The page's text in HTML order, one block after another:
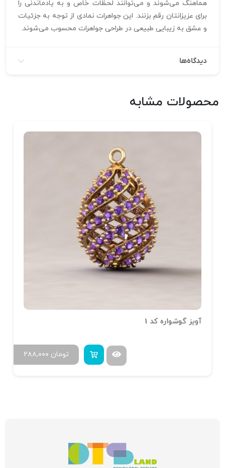
هماهنگ می‌شوند و می‌توانند لحظات خاص و به یادماندنی را
برای عزیزانتان رقم بزنند. این جواهرات نمادی از توجه به جزئیات
و عشق به زیبایی طبیعی در طراحی جواهرات محسوب می‌شوند.
دیدگاه‌ها
محصولات مشابه
آویز گوشواره کد 1
۲۸۸,۰۰۰ تومان